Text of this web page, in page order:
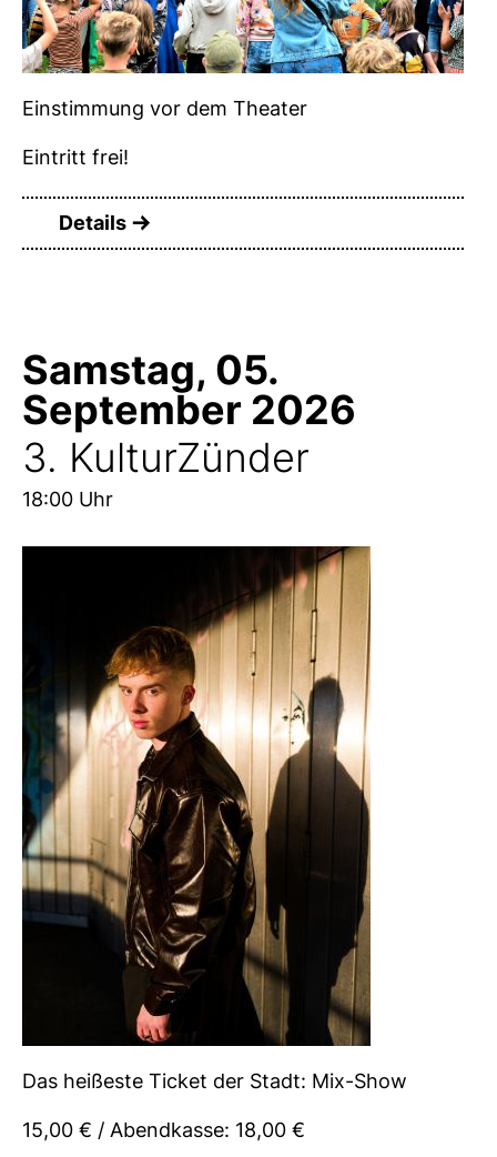
Einstimmung vor dem Theater
Eintritt frei!
Details
Samstag, 05.
September 2026
3. KulturZünder
18:00 Uhr
Das heißeste Ticket der Stadt: Mix-Show
15,00 € / Abendkasse: 18,00 €